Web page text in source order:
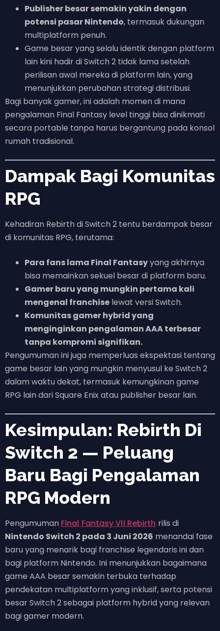
Publisher besar semakin yakin dengan
potensi pasar Nintendo, termasuk dukungan
multiplatform penuh.
Game besar yang selalu identik dengan platform
lain kini hadir di Switch 2 tidak lama setelah
perilisan awal mereka di platform lain, yang
menunjukkan perubahan strategi distribusi.
Bagi banyak gamer, ini adalah momen di mana
pengalaman Final Fantasy level tinggi bisa dinikmati
secara portable tanpa harus bergantung pada konsol
rumah tradisional.
Dampak Bagi Komunitas
RPG
Kehadiran Rebirth di Switch 2 tentu berdampak besar
di komunitas RPG, terutama:
Para fans lama Final Fantasyyang akhirnya
bisa memainkan sekuel besar di platform baru.
Gamer baru yang mungkin pertama kali
mengenal franchise lewat versi Switch.
Komunitas gamer hybrid yang
menginginkan pengalaman AAA terbesar
tanpa kompromi signifikan.
Pengumuman ini juga memperluas ekspektasi tentang
game besar lain yang mungkin menyusul ke Switch 2
dalam waktu dekat, termasuk kemungkinan game
RPG lain dari Square Enix atau publisher besar lain.
Kesimpulan: Rebirth Di
Switch 2 — Peluang
Baru Bagi Pengalaman
RPG Modern
Pengumuman Final Fantasy VII Rebirth rilis di
Nintendo Switch 2 pada 3 Juni 2026 menandai fase
baru yang menarik bagi franchise legendaris ini dan
bagi platform Nintendo. Ini menunjukkan bagaimana
game AAA besar semakin terbuka terhadap
pendekatan multiplatform yang inklusif, serta potensi
besar Switch 2 sebagai platform hybrid yang relevan
bagi gamer modern.